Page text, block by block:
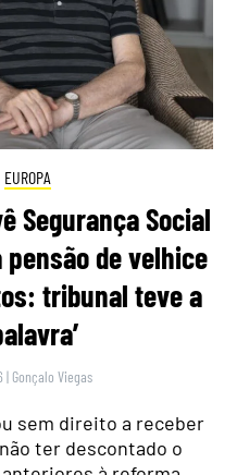
EUROPA
Segurança Social
de velhice
tribunal teve a
| Gonçalo Viegas
sem direito a receber
ter descontado o